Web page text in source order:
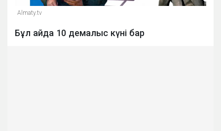
Almaty.tv
Бұл айда 10 демалыс күні бар